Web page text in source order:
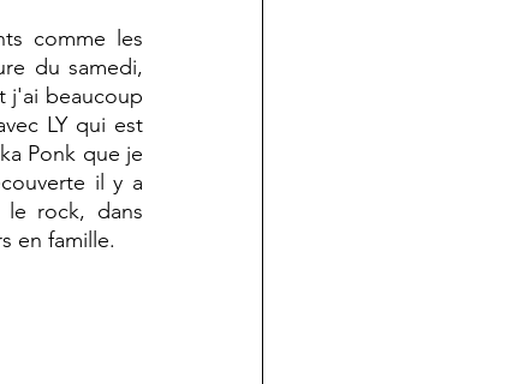
comme les
du samedi,
j'ai beaucoup
LY qui est
Ponk que je
il y a
le rock, dans
en famille.